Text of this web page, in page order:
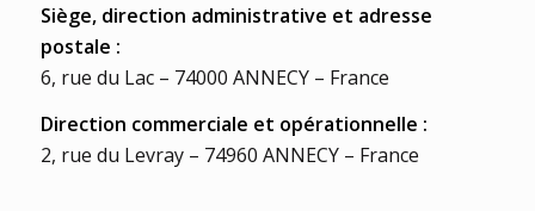
Siège, direction administrative et adresse
postale :
6, rue du Lac – 74000 ANNECY – France
Direction commerciale et opérationnelle :
2, rue du Levray – 74960 ANNECY – France